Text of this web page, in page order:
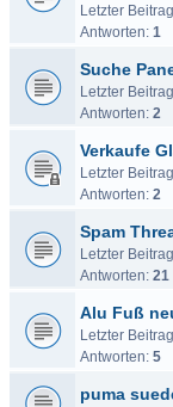
Letzter
Antworten: 1
Suche
Letzter
Antworten: 2
Verkaufe
Letzter
Antworten: 2
Spam
Letzter
Antworten: 21
Alu Fuß
Letzter
Antworten: 5
puma